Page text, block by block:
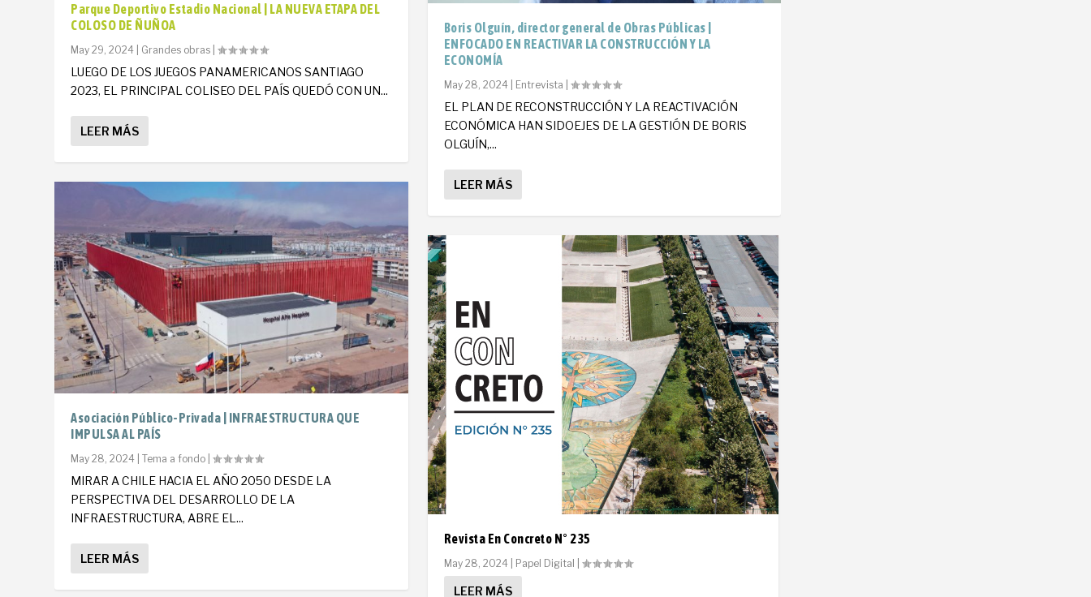
Parque Deportivo Estadio Nacional | LA NUEVA ETAPA DEL
COLOSO DE ÑUÑOA
May 29, 2024 Grandes obras |
LUEGO DE LOS JUEGOS PANAMERICANOS SANTIAGO
2023, EL PRINCIPAL COLISEO DEL PAÍS QUEDÓ CON UN...
LEER MÁS
Asociación Público-Privada | INFRAESTRUCTURA QUE
IMPULSA AL PAÍS
May 28, 2024 |Tema a fondo |
MIRAR A CHILE HACIA EL AÑO 2050 DESDE LA
PERSPECTIVA DEL DESARROLLO DE LA
INFRAESTRUCTURA, ABRE EL...
LEER MÁS
Boris Olguín, director general de Obras Públicas |
ENFOCADO EN REACTIVAR LA CONSTRUCCIÓN Y LA
ECONOMÍA
May 28, 2024| Entrevista
EL PLAN DE RECONSTRUCCIÓN Y LA REACTIVACIÓN
ECONÓMICA HAN SIDOEJES DE LA GESTIÓN DE BORIS
OLGUÍN,...
LEER MÁS
Revista En Concreto N° 235
May 28, 2024| Papel Digital
LEER MÁS